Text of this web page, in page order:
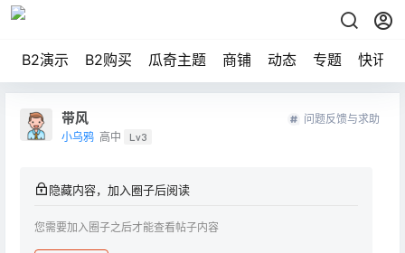
B2演示 B2购买 瓜奇主题 商铺 动态 专题 快讯
带风
小乌鸦 高中 Lv3
问题反馈与求助
隐藏内容，加入圈子后阅读
您需要加入圈子之后才能查看帖子内容